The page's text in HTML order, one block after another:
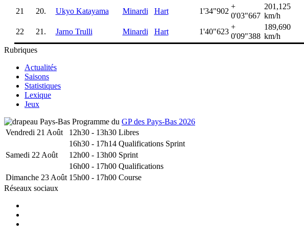
21 20. Ukyo Katayama Minardi Hart 1'34"902
+
0'03"667
201,125
km/h
22 21. Jarno Trulli Minardi Hart 1'40"623
+
0'09"388
189,690
km/h
Rubriques
Actualités
Saisons
Statistiques
Lexique
Jeux
Programme du GP des Pays-Bas 2026
Vendredi 21 Août
12h30 - 13h30 Libres
16h30 - 17h14 Qualifications Sprint
Samedi 22 Août
12h00 - 13h00 Sprint
16h00 - 17h00 Qualifications
Dimanche 23 Août 15h00 - 17h00 Course
Réseaux sociaux